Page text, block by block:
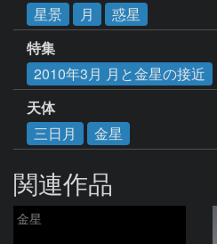
星景
月
惑星
特集
2010年3月 月と金星の接近
天体
三日月
金星
関連作品
金星